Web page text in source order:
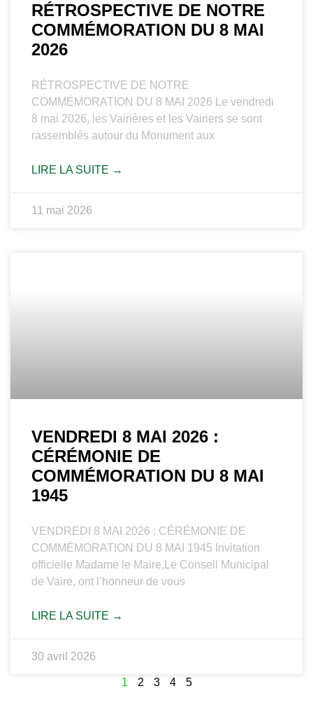
RÉTROSPECTIVE DE NOTRE
COMMÉMORATION DU 8 MAI
2026
RÉTROSPECTIVE DE NOTRE
COMMÉMORATION DU 8 MAI 2026 Le vendredi
8 mai 2026, les Vairières et les Vairiers se sont
rassemblés autour du Monument aux
LIRE LA SUITE →
11 mai 2026
VENDREDI 8 MAI 2026 :
CÉRÉMONIE DE
COMMÉMORATION DU 8 MAI
1945
VENDREDI 8 MAI 2026 : CÉRÉMONIE DE
COMMÉMORATION DU 8 MAI 1945 Invitation
officielle Madame le Maire,Le Conseil Municipal
de Vaire, ont l’honneur de vous
LIRE LA SUITE →
30 avril 2026
1 2 3 4 5